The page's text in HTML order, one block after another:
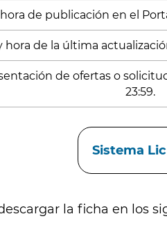
de publicación en el
hora de la última
de ofertas o
23:59.
Sistema
la ficha en los